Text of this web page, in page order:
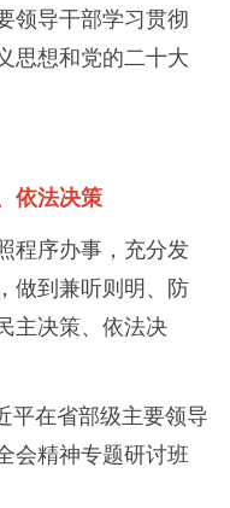
领导干部学习贯彻
思想和党的二十大
依法决策
程序办事，充分发
做到兼听则明、防
主决策、依法决
平在省部级主要领导
会精神专题研讨班